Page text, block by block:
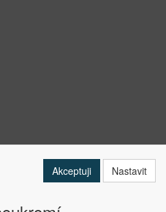
Akceptuji Nastavit